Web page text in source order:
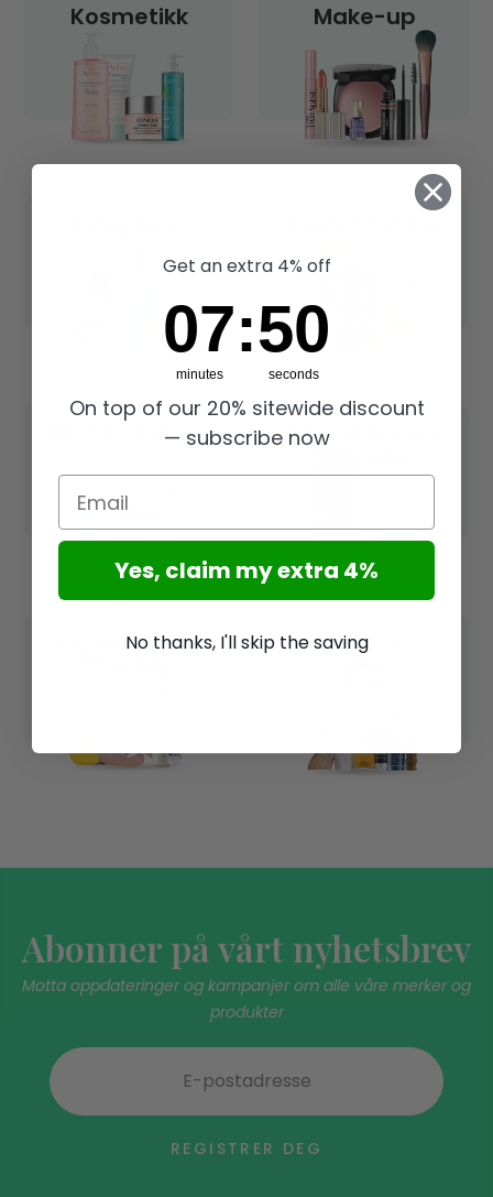
Kosmetikk Make-up
Helse & Hygiene Produkter for
Barndom og Mann
Abonner på vårt nyhetsbrev
Motta oppdateringer og kampanjer om alle våre merker og
produkter
REGISTRER DEG
Get an extra 4% off
Countdown ends in:
7
07
minutes
: 50
50
seconds
On top of our 20% sitewide discount
— subscribe now
Email
Yes, claim my extra 4%
No thanks, I'll skip the saving